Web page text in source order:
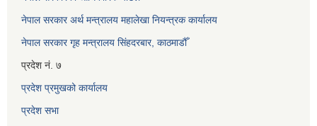
नेपाल सरकार अर्थ मन्त्रालय महालेखा नियन्त्रक कार्यालय
नेपाल सरकार गृह मन्त्रालय सिंहदरबार, काठमाडौँ
प्रदेश नं. ७
प्रदेश प्रमुखको कार्यालय
प्रदेश सभा